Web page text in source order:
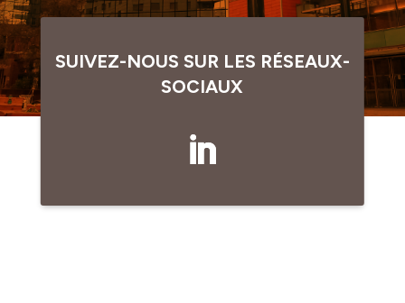
SUIVEZ-NOUS SUR LES RÉSEAUX-
SOCIAUX